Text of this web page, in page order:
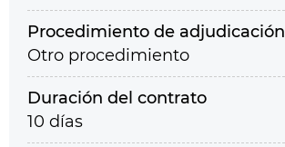
Procedimiento de adjudicación
Otro procedimiento
Duración del contrato
10 días